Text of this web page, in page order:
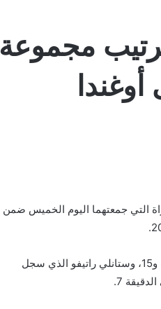
كأس العالم 2026: ترتيب مجموعة
مستحقًا على نظيره الأوغندي بنتيجة 3-1 في المباراة التي جمعتهما اليوم الخميس ضمن
وسجل أهداف موزمبيق كل من بيبو سانتوس الذي أحرز هدفين في الدقيقتين 3 و15، وستانلي راتيفو الذي سجل